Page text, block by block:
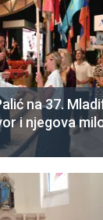
na 37.
i njegova